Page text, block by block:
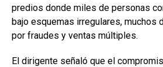
predios donde miles de personas
bajo esquemas irregulares, muchos
por fraudes y ventas múltiples.
El dirigente señaló que el